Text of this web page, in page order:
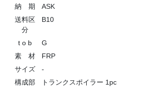
納 期
ASK
送料区
分
B10
t o b
G
素 材
FRP
サイズ
-
構成部
トランクスポイラー 1pc